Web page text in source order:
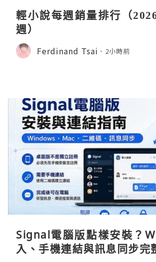
輕小說每週銷量排行（
週）
Ferdinand Tsai 2小時前
Signal電腦版點樣安裝？
入、手機連結與訊息同步完